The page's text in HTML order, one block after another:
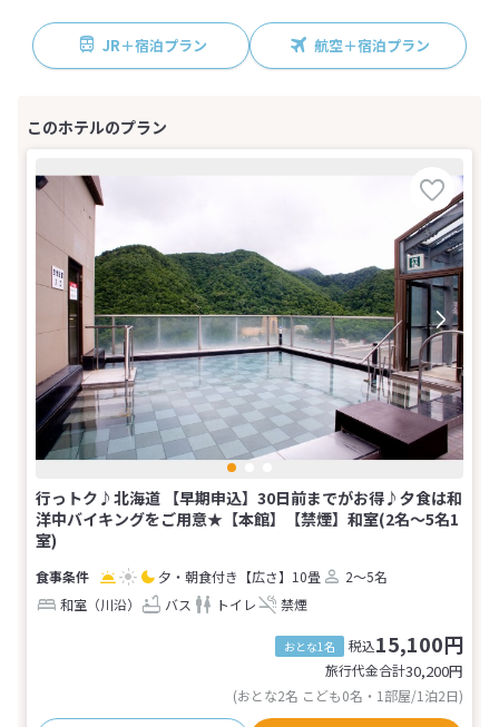
JR＋宿泊プラン 航空＋宿泊プラン
行っトク♪北海道 【早期申込】30日前までがお得♪夕食は和
洋中バイキングをご用意★【本館】【禁煙】和室(2名～5名1
室)
夕・朝食付き 【広さ】10畳
2～5名
和室（川沿）
バス トイレ 禁煙
おとな1名 税込15,100円
旅行代金合計30,200円
(おとな2名 こども0名・1部屋/1泊2日)